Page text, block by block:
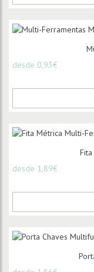
desde 0,93€
desde 1,89€